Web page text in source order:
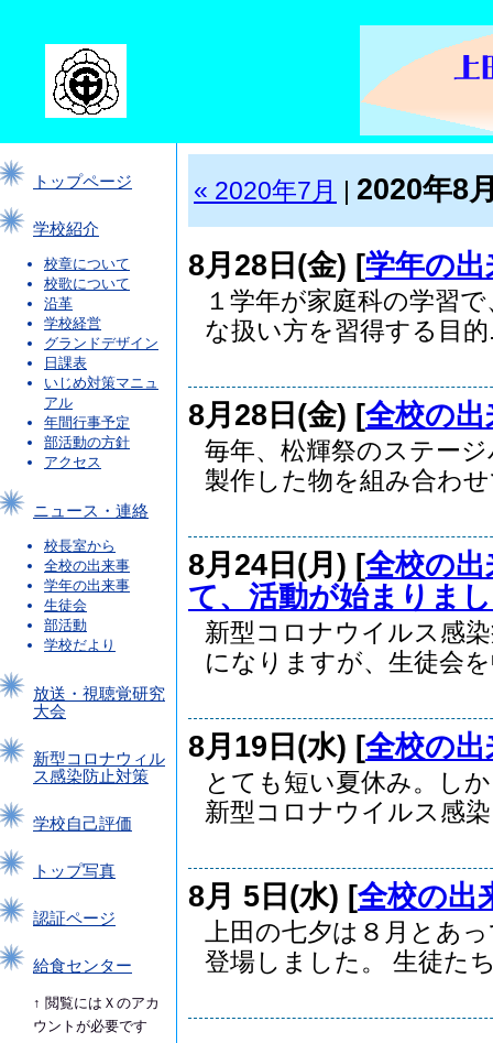
トップページ
学校紹介
校章について
校歌について
沿革
学校経営
グランドデザイン
日課表
いじめ対策マニュ
アル
年間行事予定
部活動の方針
アクセス
ニュース・連絡
校長室から
全校の出来事
学年の出来事
生徒会
部活動
学校だより
放送・視聴覚研究
大会
新型コロナウィル
ス感染防止対策
学校自己評価
トップ写真
認証ページ
給食センター
↑ 閲覧にはＸのアカ
ウントが必要です
« 2020年7月 2020年8
8月28日(金) [学年の出
１学年が家庭科の学習
な扱い方を習得する目的
8月28日(金) [全校の出
毎年、松輝祭のステー
製作した物を組み合わ
8月24日(月) [全校の出
て、活動が始まりま
新型コロナウイルス感
になりますが、生徒会
8月19日(水) [全校の出
とても短い夏休み。し
新型コロナウイルス感
8月 5日(水) [全校の出
上田の七夕は８月とあ
登場しました。 生徒た